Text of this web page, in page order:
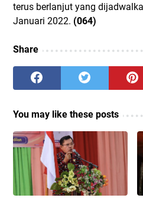
terus berlanjut yang
Januari 2022. (064)
Share
You may like these posts